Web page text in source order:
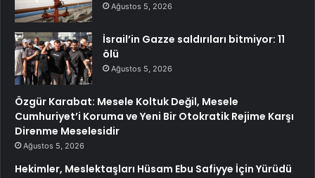
Ağustos 5, 2026
İsrail’in Gazze saldırıları bitmiyor: 11
ölü
Ağustos 5, 2026
Özgür Karabat: Mesele Koltuk Değil, Mesele
Cumhuriyet’i Koruma ve Yeni Bir Otokratik Rejime Karşı
Direnme Meselesidir
Ağustos 5, 2026
Hekimler, Meslektaşları Hüsam Ebu Safiyye İçin Yürüdü